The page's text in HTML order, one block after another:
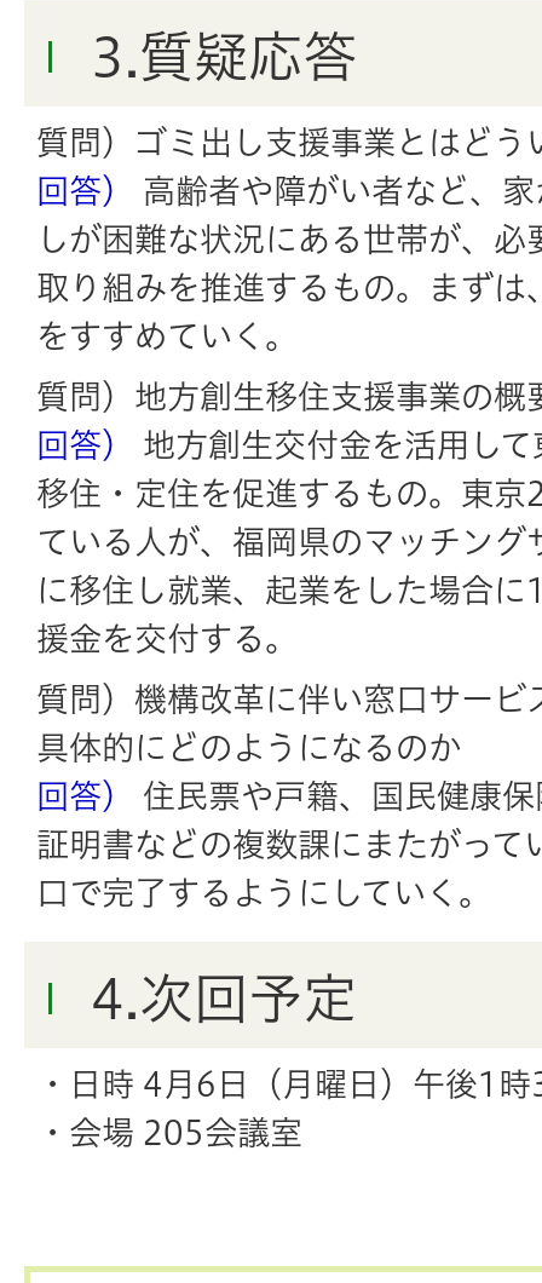
3.質疑応答
質問）ゴミ出し支援事業とはどう
回答）
高齢者や障がい者など、
しが困難な状況にある世帯が、
取り組みを推進するもの。まずは
をすすめていく。
質問）地方創生移住支援事業の概
回答）
地方創生交付金を活用し
移住・定住を促進するもの。東
ている人が、福岡県のマッチング
に移住し就業、起業をした場合
援金を交付する。
質問）機構改革に伴い窓口サービ
具体的にどのようになるのか
回答）
住民票や戸籍、国民健康
証明書などの複数課にまたがって
口で完了するようにしていく。
4.次回予定
・日時 4月6日（月曜日）午後1
・会場 205会議室